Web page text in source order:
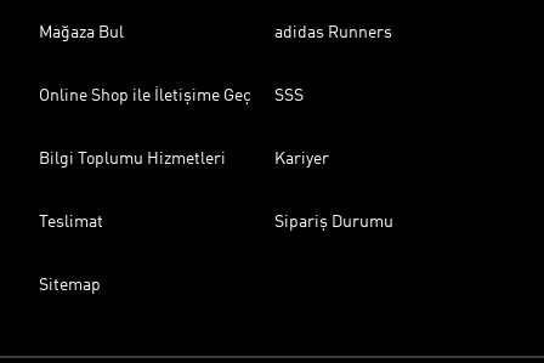
Mağaza Bul adidas Runners
Online Shop ile İletişime Geç SSS
Bilgi Toplumu Hizmetleri Kariyer
Teslimat Sipariş Durumu
Sitemap